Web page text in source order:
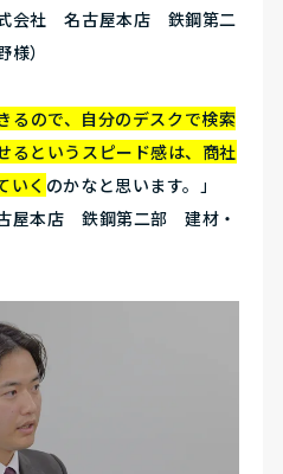
会社 名古屋本店 鉄鋼第二
）
るので、自分のデスクで検索
るというスピード感は、商社
いく のかなと思います。」
屋本店 鉄鋼第二部 建材・